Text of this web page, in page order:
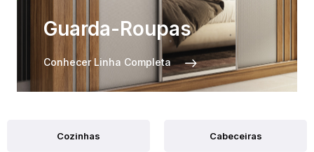
Guarda-Roupas
Conhecer Linha Completa
Cozinhas Cabeceiras